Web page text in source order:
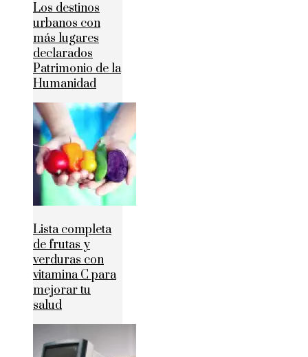
Los destinos
urbanos con
más lugares
declarados
Patrimonio de la
Humanidad
Lista completa
de frutas y
verduras con
vitamina C para
mejorar tu
salud